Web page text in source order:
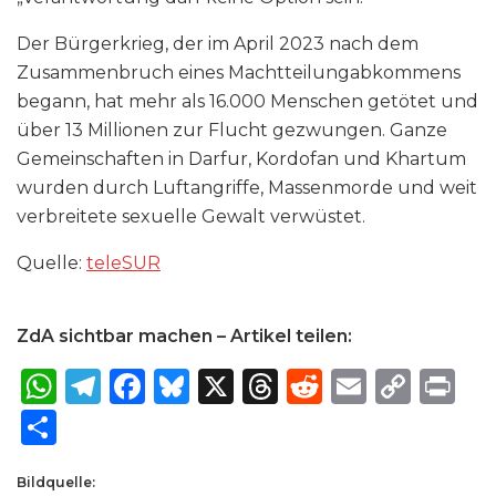
Der Bürgerkrieg, der im April 2023 nach dem
Zusammenbruch eines Machtteilungabkommens
begann, hat mehr als 16.000 Menschen getötet und
über 13 Millionen zur Flucht gezwungen. Ganze
Gemeinschaften in Darfur, Kordofan und Khartum
wurden durch Luftangriffe, Massenmorde und weit
verbreitete sexuelle Gewalt verwüstet.
Quelle: teleSUR
ZdA sichtbar machen – Artikel teilen:
W T
F
B X
T
R
E
C
Bildquelle: